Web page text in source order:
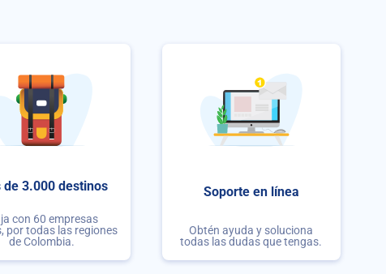
de 3.000 destinos
con 60 empresas
por todas las regiones
de Colombia.
Soporte en línea
Obtén ayuda y soluciona
todas las dudas que tengas.